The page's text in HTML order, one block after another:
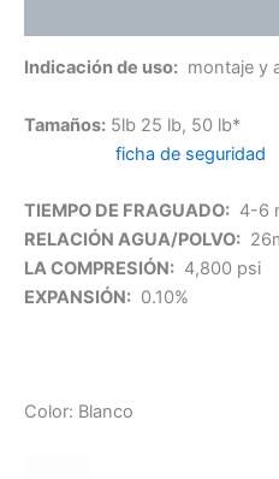
Indicación de uso: montaje y
Tamaños: 5lb 25
ficha de seguridad
TIEMPO DE FRAGUADO: 4-6
RELACIÓN AGUA/POLVO:
LA COMPRESIÓN: 4,800 psi
EXPANSIÓN: 0.10%
Color: Blanco